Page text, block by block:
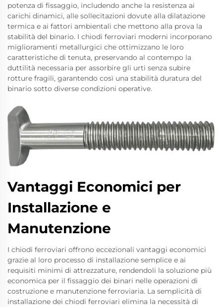
potenza di fissaggio, includendo anche la resistenza ai
carichi dinamici, alle sollecitazioni dovute alla dilatazione
termica e ai fattori ambientali che mettono alla prova la
stabilità del binario. I chiodi ferroviari moderni incorporano
miglioramenti metallurgici che ottimizzano le loro
caratteristiche di tenuta, preservando al contempo la
duttilità necessaria per assorbire gli urti senza subire
rotture fragili, garantendo così una stabilità duratura del
binario sotto diverse condizioni operative.
Vantaggi Economici per
Installazione e
Manutenzione
I chiodi ferroviari offrono eccezionali vantaggi economici
grazie al loro processo di installazione semplice e ai
requisiti minimi di attrezzature, rendendoli la soluzione più
economica per il fissaggio dei binari nelle operazioni di
costruzione e manutenzione ferroviaria. La semplicità di
installazione dei chiodi ferroviari elimina la necessità di